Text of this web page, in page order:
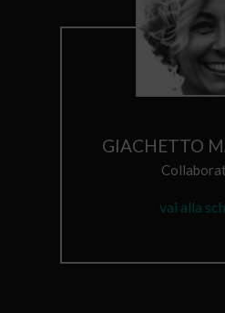
GIACHETTO
vai alla